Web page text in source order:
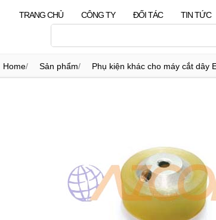
TRANG CHỦ CÔNG TY ĐỐI TÁC TIN TỨC
Home/ Sản phẩm/ Phụ kiện khác cho máy cắt dây